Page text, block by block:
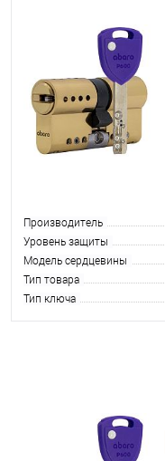
Производитель
Уровень защиты
Модель сердцевины
Тип товара
Тип ключа